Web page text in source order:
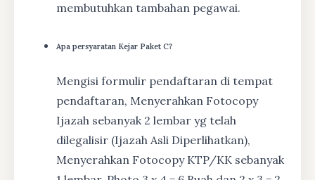
membutuhkan tambahan pegawai.
Apa persyaratan Kejar Paket C?
Mengisi formulir pendaftaran di tempat
pendaftaran, Menyerahkan Fotocopy
Ijazah sebanyak 2 lembar yg telah
dilegalisir (Ijazah Asli Diperlihatkan),
Menyerahkan Fotocopy KTP/KK sebanyak